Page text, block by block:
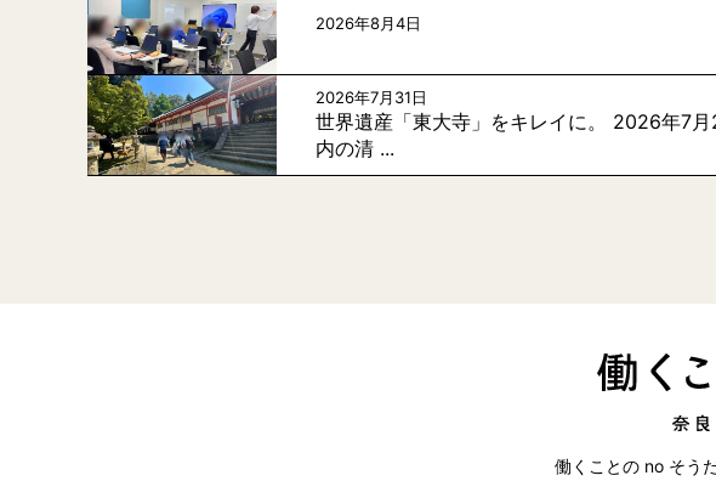
2026年8月4日
2026年7月31日
世界遺産「東大寺」をキレイに。 2026年7
内の清 ...
働くことの no そう